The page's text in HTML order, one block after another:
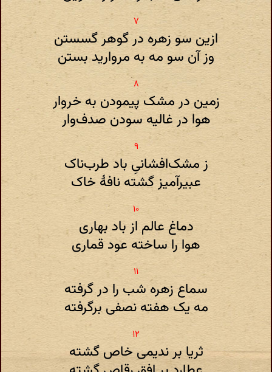
ازین سو زهره در گوهر گسستن
وز آن سو مه به مروارید بستن
زمین در مشک پیمودن به خروار
هوا در غالیه سودن صدف‌وار
ز مشک‌افشانی‌ِ باد طرب‌ناک
عبیرآمیز گشته نافهٔ خاک
دماغ عالم از باد بهاری
هوا را ساخته عود قماری
سماع زهره شب را در گرفته
مه یک هفته نصفی برگرفته
ثریا بر ندیمی خاص گشته